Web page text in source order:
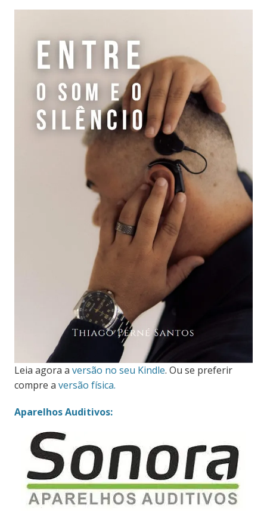
Leia agora a versão no seu Kindle. Ou se preferir
compre a versão física.
Aparelhos Auditivos: